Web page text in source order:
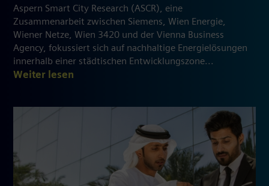
Aspern Smart City Research (ASCR), eine
Zusammenarbeit zwischen Siemens, Wien Energie,
Wiener Netze, Wien 3420 und der Vienna Business
Agency, fokussiert sich auf nachhaltige Energielösungen
innerhalb einer städtischen Entwicklungszone...
Weiter lesen